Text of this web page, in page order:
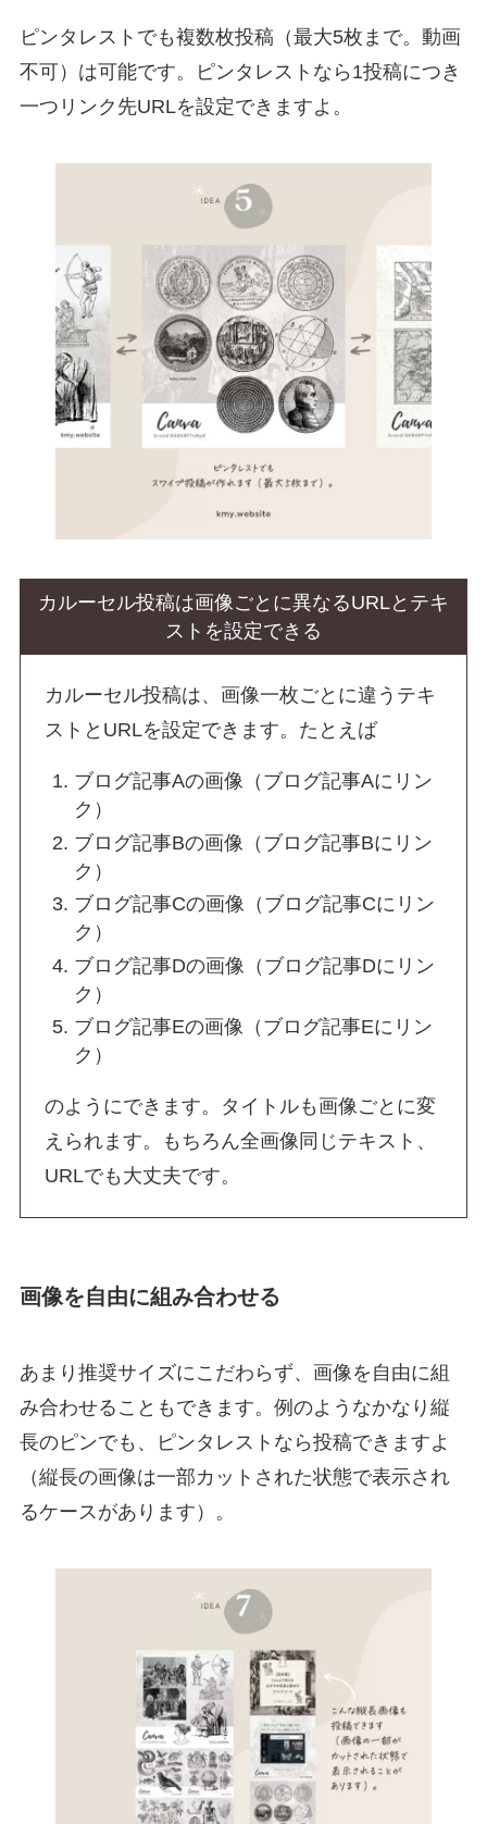
ピンタレストでも複数枚投稿（最大5枚まで。動画
不可）は可能です。ピンタレストなら1投稿につき
一つリンク先URLを設定できますよ。
カルーセル投稿は画像ごとに異なるURLとテキ
ストを設定できる
カルーセル投稿は、画像一枚ごとに違うテキ
ストとURLを設定できます。たとえば
ブログ記事Aの画像（ブログ記事Aにリン
ク）
ブログ記事Bの画像（ブログ記事Bにリン
ク）
ブログ記事Cの画像（ブログ記事Cにリン
ク）
ブログ記事Dの画像（ブログ記事Dにリン
ク）
ブログ記事Eの画像（ブログ記事Eにリン
ク）
のようにできます。タイトルも画像ごとに変
えられます。もちろん全画像同じテキスト、
URLでも大丈夫です。
画像を自由に組み合わせる
あまり推奨サイズにこだわらず、画像を自由に組
み合わせることもできます。例のようなかなり縦
長のピンでも、ピンタレストなら投稿できますよ
（縦長の画像は一部カットされた状態で表示され
るケースがあります）。